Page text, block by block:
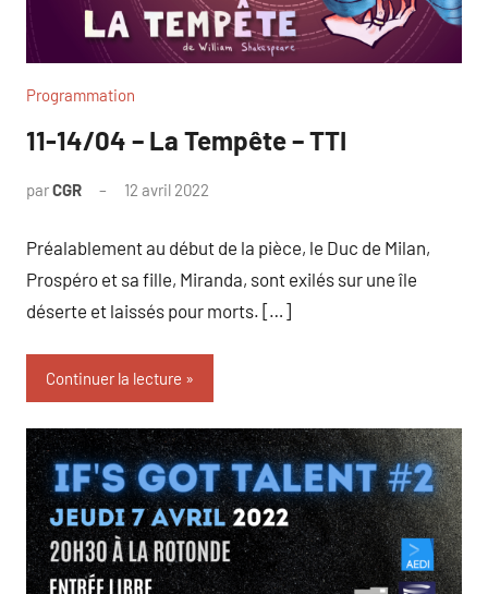
Programmation
11-14/04 – La Tempête – TTI
parCGR 12 avril 2022
Préalablement au début de la pièce, le Duc de Milan,
Prospéro et sa fille, Miranda, sont exilés sur une île
déserte et laissés pour morts. […]
Continuer la lecture